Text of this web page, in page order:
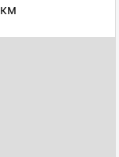
км